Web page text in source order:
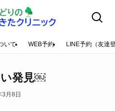
いて WEB予約 LINE予約（友達
発見￼
月8日